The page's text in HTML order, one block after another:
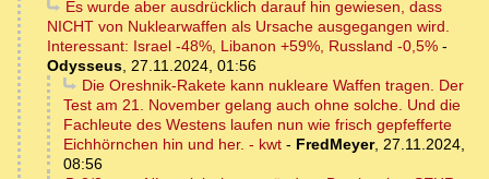
Es wurde aber ausdrücklich darauf hin gewiesen, dass
NICHT von Nuklearwaffen als Ursache ausgegangen wird.
Interessant: Israel -48%, Libanon +59%, Russland -0,5% -
Odysseus, 27.11.2024, 01:56
Die Oreshnik-Rakete kann nukleare Waffen tragen. Der
Test am 21. November gelang auch ohne solche. Und die
Fachleute des Westens laufen nun wie frisch gepfefferte
Eichhörnchen hin und her. - kwt - FredMeyer, 27.11.2024,
08:56